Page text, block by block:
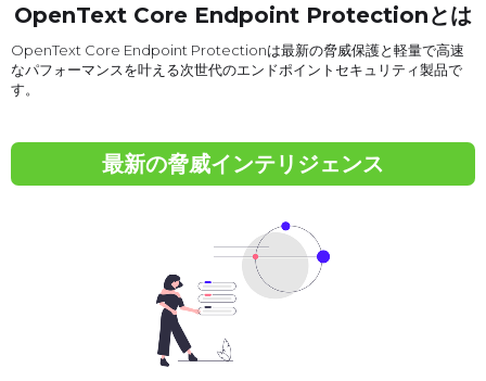
OpenText Core Endpoint Protectionとは
OpenText Core Endpoint Protectionは最新の脅威保護と軽量で高速
なパフォーマンスを叶える次世代のエンドポイントセキュリティ製品で
す。
最新の脅威インテリジェンス